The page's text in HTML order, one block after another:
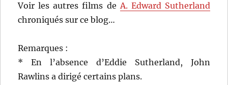
Voir les autres films deA. Edward Sutherland
chroniqués sur ce blog…
Remarques :
* En l’absence d’Eddie Sutherland, John
Rawlins a dirigé certains plans.